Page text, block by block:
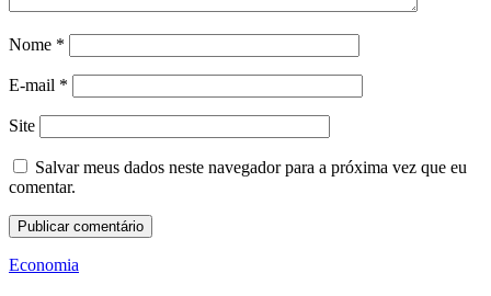
Nome *
E-mail *
Site
Salvar meus dados neste navegador para a próxima vez que eu
comentar.
Economia